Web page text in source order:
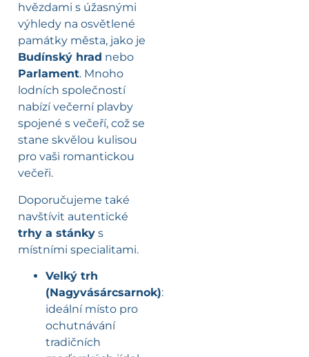
hvězdami s úžasnými
výhledy na osvětlené
památky města, jako je
Budínský hrad nebo
Parlament. Mnoho
lodních společností
nabízí večerní plavby
spojené s večeří, což se
stane skvělou kulisou
pro vaši romantickou
večeři.
Doporučujeme také
navštívit autentické
trhy a stánky s
místními specialitami.
Velký trh
(Nagyvásárcsarnok):
ideální místo pro
ochutnávání
tradičních